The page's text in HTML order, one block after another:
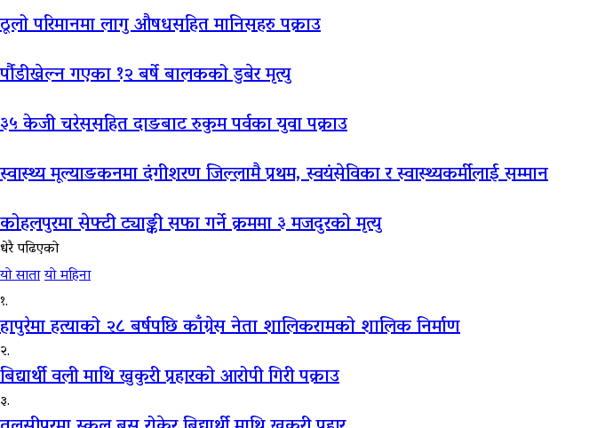
ठूलो परिमानमा लागु औषधसहित मानिसहरु पक्राउ
र्पौडीखेल्न गएका १२ बर्षे बालकको डुबेर मृत्यु
३५ केजी चरेससहित दाङबाट रुकुम पर्वका युवा पक्राउ
स्वास्थ्य मूल्याङकनमा दंगीशरण जिल्लामै प्रथम, स्वयंसेविका र स्वास्थ्यकर्मीलाई सम्मान
कोहलपुरमा सेफ्टी ट्याङ्की सफा गर्ने क्रममा ३ मजदुरको मृत्यु
धेरै पढिएको
यो सातायो महिना
१.
हापुरेमा हत्याको २८ बर्षपछि काँग्रेस नेता शालिकरामको शालिक निर्माण
२.
बिद्यार्थी वली माथि खुकुरी प्रहारको आरोपी गिरी पक्राउ
३.